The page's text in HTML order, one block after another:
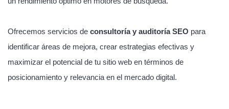
Ofrecemos servicios de consultoría y auditoría SEO para
identificar áreas de mejora, crear estrategias efectivas y
maximizar el potencial de tu sitio web en términos de
posicionamiento y relevancia en el mercado digital.